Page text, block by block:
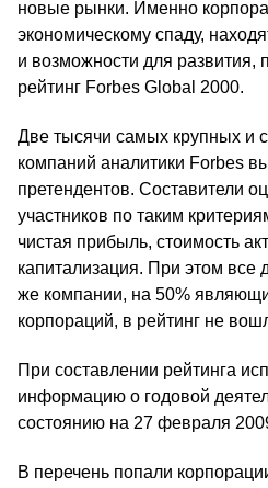
новые рынки. Именно
экономическому спаду,
и возможности для развития,
рейтинг Forbes Global 2000.
Две тысячи самых крупных и
компаний аналитики Forbes
претендентов. Составители
участников по таким
чистая прибыль, стоимость
капитализация. При этом все
же компании, на 50%
корпораций, в рейтинг не
При составлении рейтинга
информацию о годовой
состоянию на 27 февраля
В перечень попали